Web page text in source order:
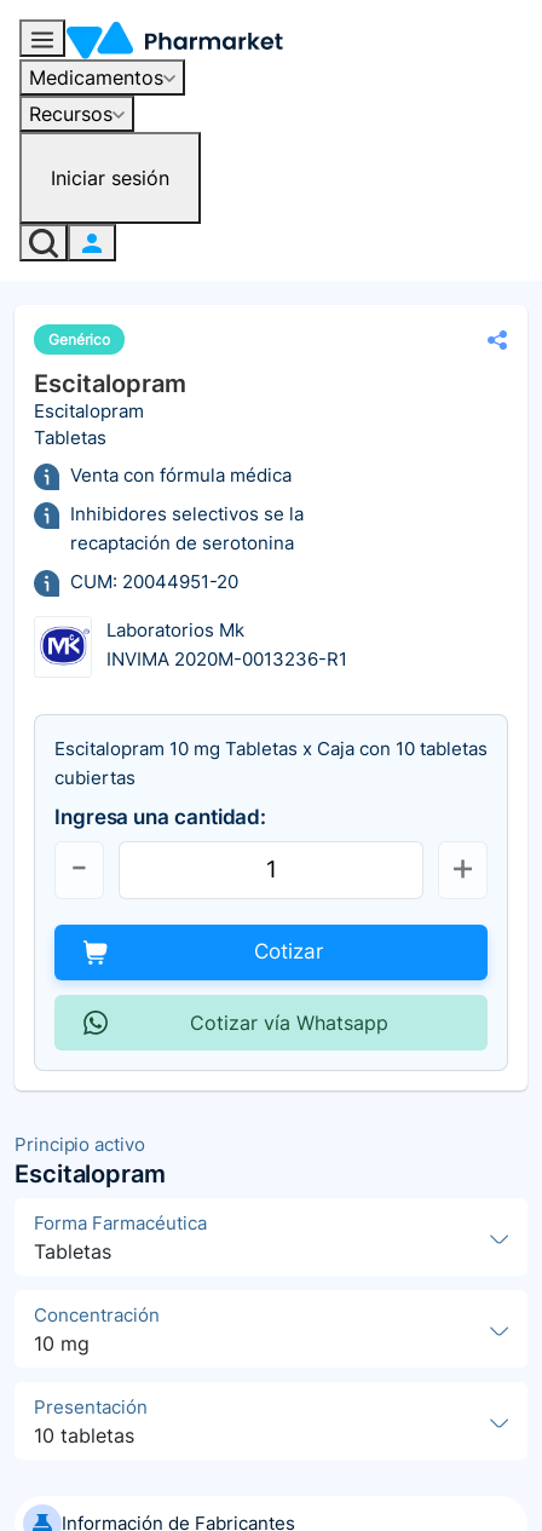
Medicamentos
Recursos
Iniciar sesión
Principio activo
Escitalopram
Forma Farmacéutica
Tabletas
Concentración
10 mg
Presentación
10 tabletas
Información de Fabricantes
Genérico
Escitalopram
Escitalopram
Tabletas
Venta con fórmula médica
Inhibidores selectivos se la
recaptación de serotonina
CUM: 20044951-20
Laboratorios Mk
INVIMA 2020M-0013236-R1
Escitalopram 10 mg Tabletas x Caja con 10 tabletas
cubiertas
Ingresa una cantidad:
Cotizar
Cotizar vía Whatsapp